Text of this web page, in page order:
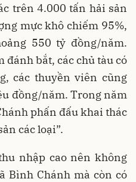
trên 4.000 tấn hải sản
mực khô chiếm 95%,
550 tỷ đồng/năm.
bắt, các chủ tàu có
các thuyền viên cũng
đồng/năm. Trong năm
phấn đấu khai thác
các loại”.
nhập cao nên không
Bình Chánh mà còn có